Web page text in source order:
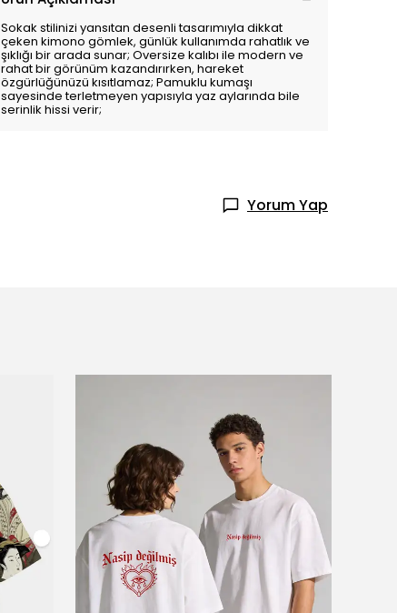
Sokak stilinizi yansıtan desenli tasarımıyla dikkat
çeken kimono gömlek, günlük kullanımda rahatlık ve
şıklığı bir arada sunar; Oversize kalıbı ile modern ve
rahat bir görünüm kazandırırken, hareket
özgürlüğünüzü kısıtlamaz; Pamuklu kumaşı
sayesinde terletmeyen yapısıyla yaz aylarında bile
serinlik hissi verir;
Yorum Yap